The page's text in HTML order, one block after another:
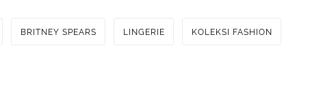
BRITNEY SPEARS LINGERIE KOLEKSI FASHION